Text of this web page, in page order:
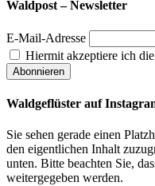
Waldpost – Newsletter
E-Mail-Adresse
Hiermit akzeptiere ich
Waldgeflüster auf
Sie sehen gerade einen
den eigentlichen Inhalt
unten. Bitte beachten Sie,
weitergegeben werden.